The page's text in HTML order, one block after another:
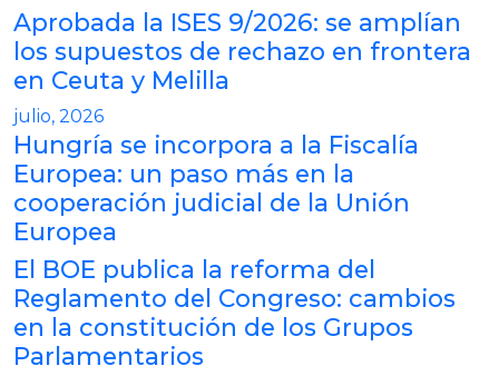
Aprobada la ISES 9/2026: se amplían
los supuestos de rechazo en frontera
en Ceuta y Melilla
julio, 2026
Hungría se incorpora a la Fiscalía
Europea: un paso más en la
cooperación judicial de la Unión
Europea
El BOE publica la reforma del
Reglamento del Congreso: cambios
en la constitución de los Grupos
Parlamentarios